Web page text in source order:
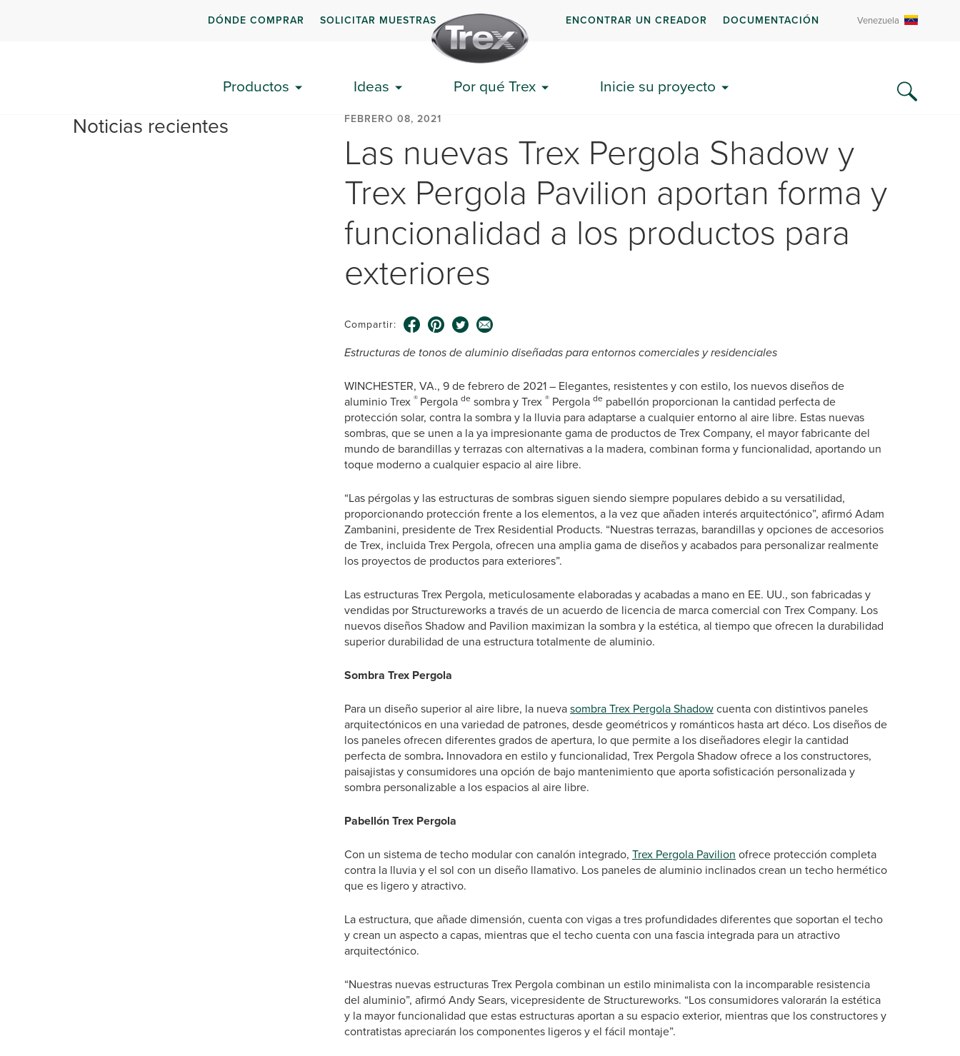
DÓNDE COMPRAR SOLICITAR MUESTRAS ENCONTRAR UN CREADOR DOCUMENTACIÓN Venezuela
Productos Ideas Por qué Trex Inicie su proyecto
Noticias recientes FEBRERO 08, 2021
Las nuevas Trex Pergola Shadow y
Trex Pergola Pavilion aportan forma y
funcionalidad a los productos para
exteriores
Compartir:
Estructuras de tonos de aluminio diseñadas para entornos comerciales y residenciales
WINCHESTER, VA., 9 de febrero de 2021 – Elegantes, resistentes y con estilo, los nuevos diseños de
aluminio Trex ® Pergola de sombra y Trex ® Pergola de pabellón proporcionan la cantidad perfecta de
protección solar, contra la sombra y la lluvia para adaptarse a cualquier entorno al aire libre. Estas nuevas
sombras, que se unen a la ya impresionante gama de productos de Trex Company, el mayor fabricante del
mundo de barandillas y terrazas con alternativas a la madera, combinan forma y funcionalidad, aportando un
toque moderno a cualquier espacio al aire libre.
“Las pérgolas y las estructuras de sombras siguen siendo siempre populares debido a su versatilidad,
proporcionando protección frente a los elementos, a la vez que añaden interés arquitectónico”, afirmó Adam
Zambanini, presidente de Trex Residential Products. “Nuestras terrazas, barandillas y opciones de accesorios
de Trex, incluida Trex Pergola, ofrecen una amplia gama de diseños y acabados para personalizar realmente
los proyectos de productos para exteriores”.
Las estructuras Trex Pergola, meticulosamente elaboradas y acabadas a mano en EE. UU., son fabricadas y
vendidas por Structureworks a través de un acuerdo de licencia de marca comercial con Trex Company. Los
nuevos diseños Shadow and Pavilion maximizan la sombra y la estética, al tiempo que ofrecen la durabilidad
superior durabilidad de una estructura totalmente de aluminio.
Sombra Trex Pergola
Para un diseño superior al aire libre, la nuevasombra Trex Pergola Shadowcuenta con distintivos paneles
arquitectónicos en una variedad de patrones, desde geométricos y románticos hasta art déco. Los diseños de
los paneles ofrecen diferentes grados de apertura, lo que permite a los diseñadores elegir la cantidad
perfecta de sombra. Innovadora en estilo y funcionalidad, Trex Pergola Shadow ofrece a los constructores,
paisajistas y consumidores una opción de bajo mantenimiento que aporta sofisticación personalizada y
sombra personalizable a los espacios al aire libre.
Pabellón Trex Pergola
Con un sistema de techo modular con canalón integrado, Trex Pergola Pavilion ofrece protección completa
contra la lluvia y el sol con un diseño llamativo. Los paneles de aluminio inclinados crean un techo hermético
que es ligero y atractivo.
La estructura, que añade dimensión, cuenta con vigas a tres profundidades diferentes que soportan el techo
y crean un aspecto a capas, mientras que el techo cuenta con una fascia integrada para un atractivo
arquitectónico.
“Nuestras nuevas estructuras Trex Pergola combinan un estilo minimalista con la incomparable resistencia
del aluminio”, afirmó Andy Sears, vicepresidente de Structureworks. “Los consumidores valorarán la estética
y la mayor funcionalidad que estas estructuras aportan a su espacio exterior, mientras que los constructores y
contratistas apreciarán los componentes ligeros y el fácil montaje”.